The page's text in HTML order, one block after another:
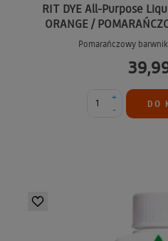
RIT DYE All-Purpose
ORANGE /
Pomarańczowy
-
+
DO